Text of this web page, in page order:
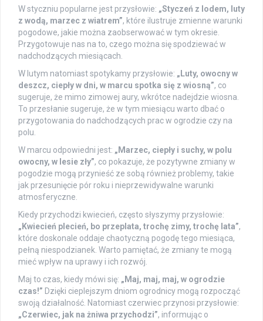
W styczniu popularne jest przysłowie: „Styczeń z lodem, luty
z wodą, marzec z wiatrem”, które ilustruje zmienne warunki
pogodowe, jakie można zaobserwować w tym okresie.
Przygotowuje nas na to, czego można się spodziewać w
nadchodzących miesiącach.
W lutym natomiast spotykamy przysłowie: „Luty, owocny w
deszcz, ciepły w dni, w marcu spotka się z wiosną”, co
sugeruje, że mimo zimowej aury, wkrótce nadejdzie wiosna.
To przesłanie sugeruje, że w tym miesiącu warto dbać o
przygotowania do nadchodzących prac w ogrodzie czy na
polu.
W marcu odpowiedni jest: „Marzec, ciepły i suchy, w polu
owocny, w lesie zły”, co pokazuje, że pozytywne zmiany w
pogodzie mogą przynieść ze sobą również problemy, takie
jak przesunięcie pór roku i nieprzewidywalne warunki
atmosferyczne.
Kiedy przychodzi kwiecień, często słyszymy przysłowie:
„Kwiecień plecień, bo przeplata, trochę zimy, trochę lata”,
które doskonale oddaje chaotyczną pogodę tego miesiąca,
pełną niespodzianek. Warto pamiętać, że zmiany te mogą
mieć wpływ na uprawy i ich rozwój.
Maj to czas, kiedy mówi się: „Maj, maj, maj, w ogrodzie
czas!” Dzięki cieplejszym dniom ogrodnicy mogą rozpocząć
swoją działalność. Natomiast czerwiec przynosi przysłowie:
„Czerwiec, jak na żniwa przychodzi”, informując o